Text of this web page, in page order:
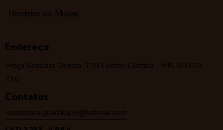
Horários de Missas
Endereço
Praça Senador Correia, 128 Centro, Curitiba – PR, 80010-
210
Contatos
secretaria.guadalupe@hotmail.com